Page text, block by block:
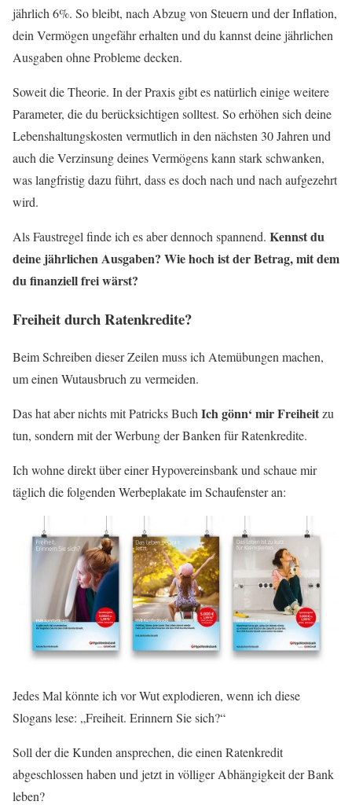
jährlich 6%. So bleibt, nach Abzug von Steuern und der Inflation,
dein Vermögen ungefähr erhalten und du kannst deine jährlichen
Ausgaben ohne Probleme decken.
Soweit die Theorie. In der Praxis gibt es natürlich einige weitere
Parameter, die du berücksichtigen solltest. So erhöhen sich deine
Lebenshaltungskosten vermutlich in den nächsten 30 Jahren und
auch die Verzinsung deines Vermögens kann stark schwanken,
was langfristig dazu führt, dass es doch nach und nach aufgezehrt
wird.
Als Faustregel finde ich es aber dennoch spannend. Kennst du
deine jährlichen Ausgaben? Wie hoch ist der Betrag, mit dem
du finanziell frei wärst?
Freiheit durch Ratenkredite?
Beim Schreiben dieser Zeilen muss ich Atemübungen machen,
um einen Wutausbruch zu vermeiden.
Das hat aber nichts mit Patricks BuchIch gönn‘ mir Freiheitzu
tun, sondern mit der Werbung der Banken für Ratenkredite.
Ich wohne direkt über einer Hypovereinsbank und schaue mir
täglich die folgenden Werbeplakate im Schaufenster an:
Jedes Mal könnte ich vor Wut explodieren, wenn ich diese
Slogans lese: „Freiheit. Erinnern Sie sich?“
Soll der die Kunden ansprechen, die einen Ratenkredit
abgeschlossen haben und jetzt in völliger Abhängigkeit der Bank
leben?